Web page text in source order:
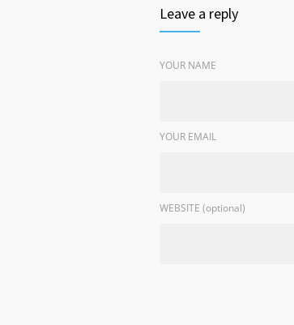
Leave a reply
YOUR NAME
YOUR EMAIL
WEBSITE (optional)